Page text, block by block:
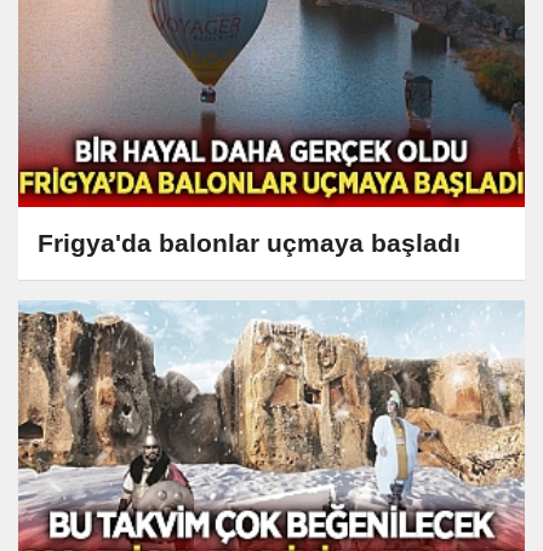
Frigya'da balonlar uçmaya başladı